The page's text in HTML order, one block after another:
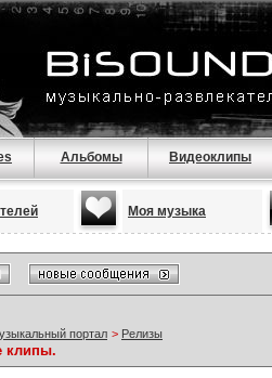
Альбомы Видеоклипы
Моя музыка
портал > Релизы
клипы.